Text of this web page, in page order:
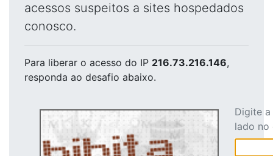
acessos suspeitos a sites hospedados
conosco.
Para liberar o acesso do IP 216.73.216.146,
responda ao desafio abaixo.
Digite
lado no